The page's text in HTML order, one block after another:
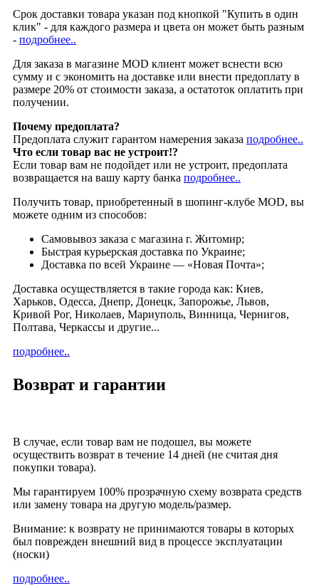
Срок доставки товара указан под кнопкой "Купить в один
клик" - для каждого размера и цвета он может быть разным
- подробнее..
Для заказа в магазине MOD клиент может вснести всю
сумму и с экономить на доставке или внести предоплату в
размере 20% от стоимости заказа, а остатоток оплатить при
получении.
Почему предоплата?
Предоплата служит гарантом намерения заказа подробнее..
Что если товар вас не устроит!?
Если товар вам не подойдет или не устроит, предоплата
возвращается на вашу карту банка подробнее..
Получить товар, приобретенный в шопинг-клубе MOD, вы
можете одним из способов:
Cамовывоз заказа с магазина г. Житомир;
Быстрая курьерская доставка по Украине;
Доставка по всей Украине — «Новая Почта»;
Доставка осуществляется в такие города как: Киев,
Харьков, Одесса, Днепр, Донецк, Запорожье, Львов,
Кривой Рог, Николаев, Мариуполь, Винница, Чернигов,
Полтава, Черкассы и другие...
подробнее..
Возврат и гарантии
В случае, если товар вам не подошел, вы можете
осуществить возврат в течение 14 дней (не считая дня
покупки товара).
Мы гарантируем 100% прозрачную схему возврата средств
или замену товара на другую модель/размер.
Внимание: к возврату не принимаются товары в которых
был поврежден внешний вид в процессе эксплуатации
(носки)
подробнее..